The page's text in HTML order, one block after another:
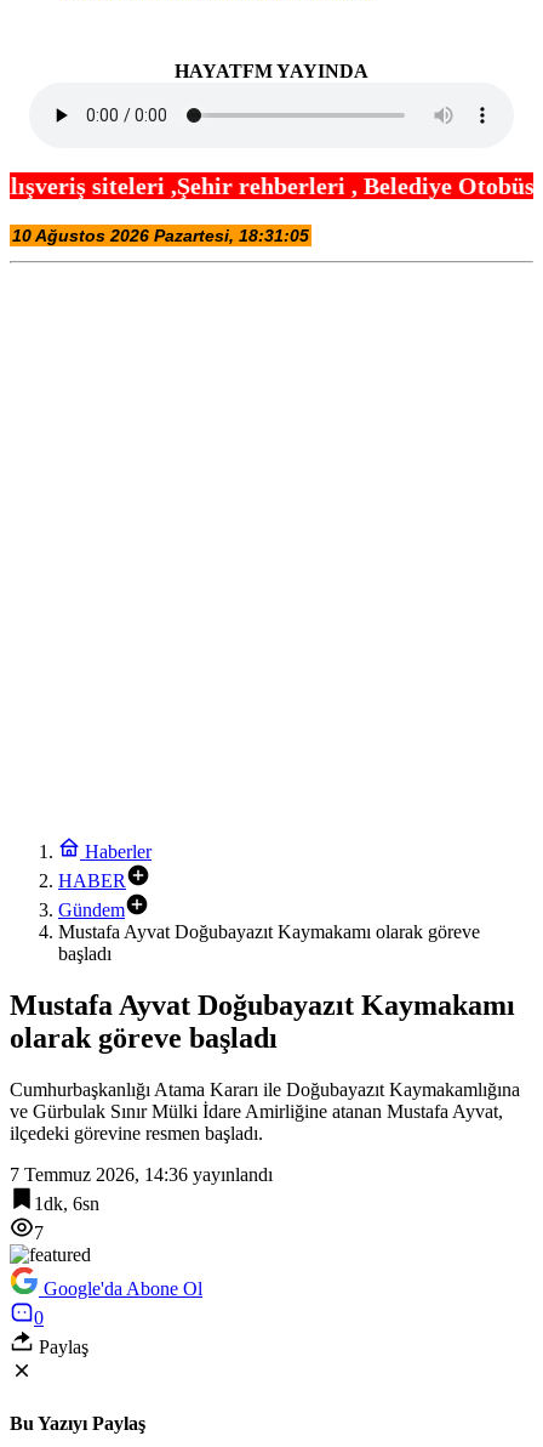
HAYATFM YAYINDA
,Şehir rehberleri , Belediye
Haberler
HABER
Gündem
Mustafa Ayvat Doğubayazıt Kaymakamı olarak göreve
başladı
Mustafa Ayvat Doğubayazıt Kaymakamı
olarak göreve başladı
Cumhurbaşkanlığı Atama Kararı ile Doğubayazıt Kaymakamlığına
ve Gürbulak Sınır Mülki İdare Amirliğine atanan Mustafa Ayvat,
ilçedeki görevine resmen başladı.
7 Temmuz 2026, 14:36 yayınlandı
1dk, 6sn
7
Google'da Abone Ol
0
Paylaş
Bu Yazıyı Paylaş